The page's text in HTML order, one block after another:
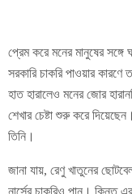
প্রেম করে মনের মানুষের
সরকারি চাকরি পাওয়ার
হাত হারালেও মনের জোর
শেখার চেষ্টা শুরু করে
তিনি।
জানা যায়, রেণু খাতুনের
নার্সের চাকরিও পান। কিন্তু